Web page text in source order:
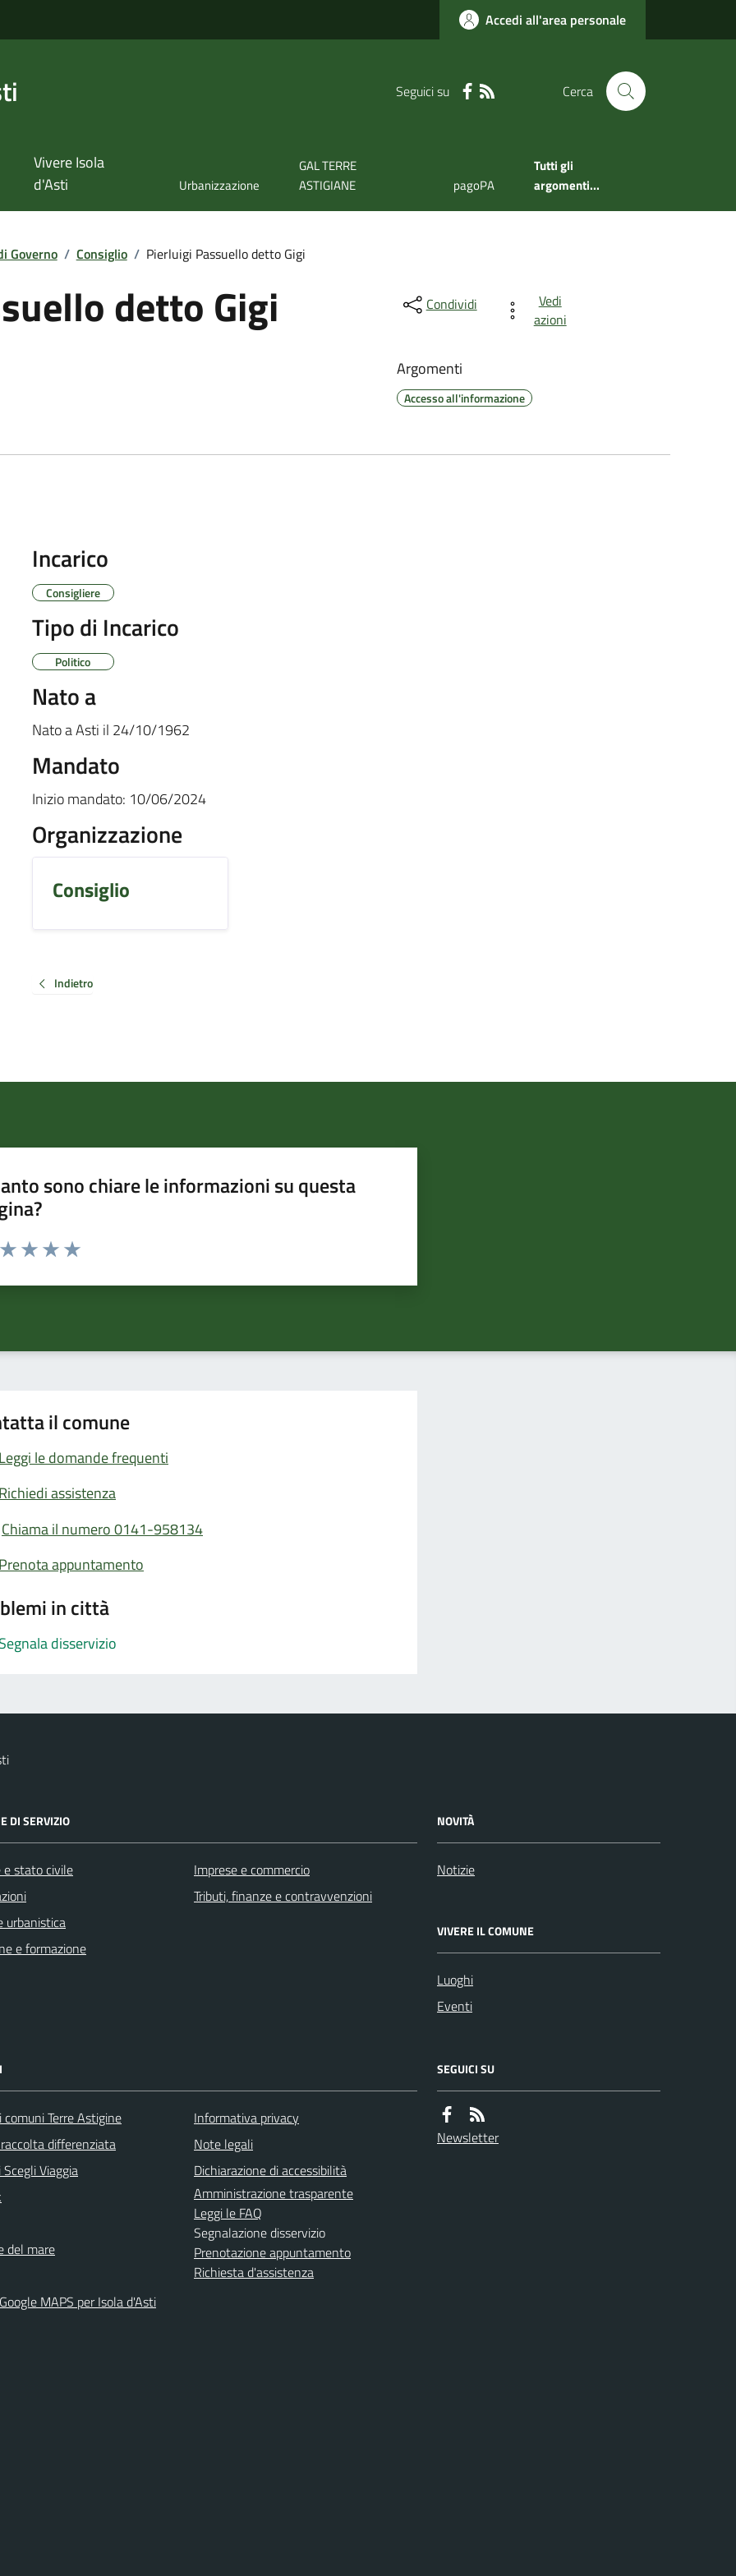
Accedi all'area personale
Seguici su Cerca
Vivere Isola
d'Asti
Urbanizzazione
GAL TERRE
ASTIGIANE
pagoPA
Tutti gli
argomenti...
Governo / Consiglio / Pierluigi Passuello detto Gigi
detto Gigi Condividi
Vedi
azioni
Argomenti
Accesso all'informazione
Incarico
Consigliere
Tipo di Incarico
Politico
Nato a
Nato aAsti il 24/10/1962
Mandato
Inizio mandato: 10/06/2024
Organizzazione
Consiglio
Indietro
sono chiare le informazioni su questa
da 1 a 5 stelle la pagina
il comune
Leggi le domande frequenti
Richiedi assistenza
Chiama il numero 0141-958134
Prenota appuntamento
in città
Segnala disservizio
DI SERVIZIO
e stato civile
urbanistica
e formazione
Imprese e commercio
Tributi, finanze e contravvenzioni
NOVITÀ
Notizie
VIVERE IL COMUNE
Luoghi
Eventi
comuni Terre Astigine
differenziata
Viaggia
del mare
MAPS per Isola d'Asti
Informativa privacy
Note legali
Dichiarazione di accessibilità
Amministrazione trasparente
Leggi le FAQ
Segnalazione disservizio
Prenotazione appuntamento
Richiesta d'assistenza
SEGUICI SU
Newsletter